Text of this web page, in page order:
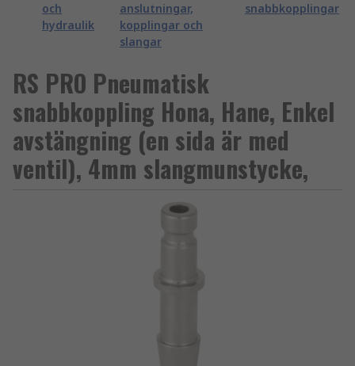
och
hydraulik
anslutningar,
kopplingar och
slangar
snabbkopplingar
RS PRO Pneumatisk
snabbkoppling Hona, Hane, Enkel
avstängning (en sida är med
ventil), 4mm slangmunstycke,